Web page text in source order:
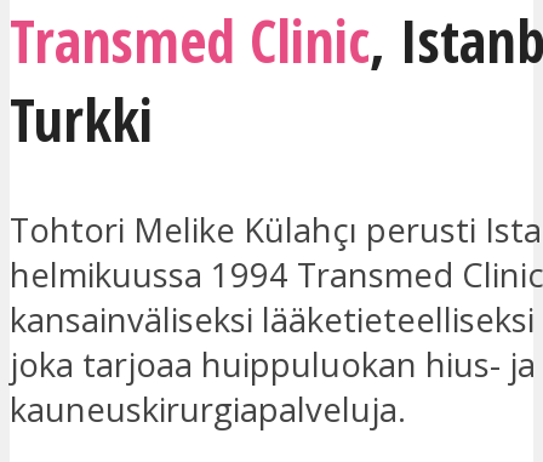
Transmed Clinic,
Turkki
Tohtori Melike Külahçı perusti
helmikuussa 1994 Transmed
kansainväliseksi
joka tarjoaa huippuluokan hius- ja
kauneuskirurgiapalveluja.